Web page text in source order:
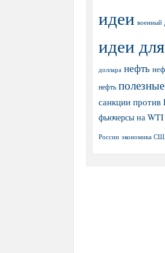
идеи военный
идеи
доллара нефть
нефть
санкции против
фьючерсы на WTI
России экономика